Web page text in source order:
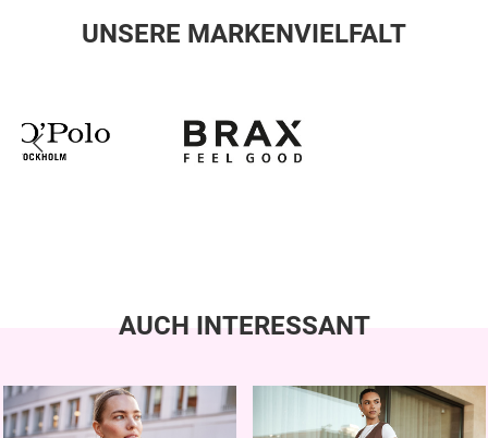
UNSERE MARKENVIELFALT
AUCH INTERESSANT